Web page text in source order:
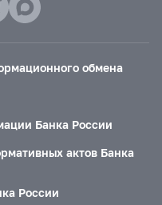
обмена
Банка России
актов Банка
России